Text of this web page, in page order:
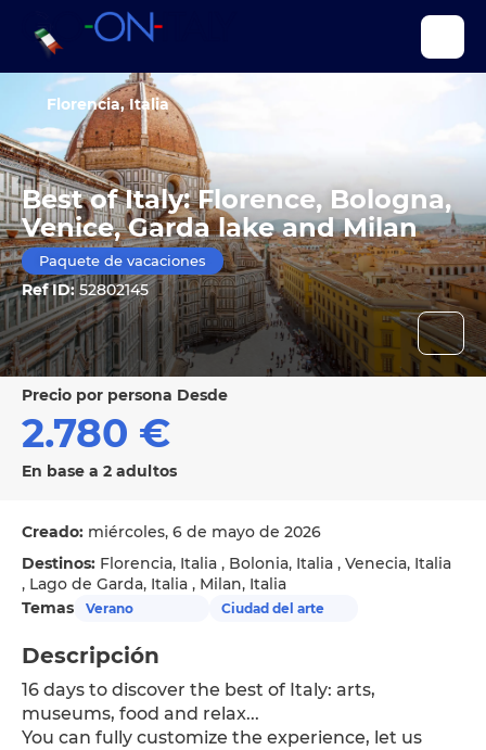
Best of Italy: Florence, Bologna,
Venice, Garda lake and Milan
Paquete de vacaciones
Ref ID: 52802145
Florencia, Italia
precio por persona Desde
2.780 €
En base a 2 adultos
Creado: miércoles, 6 de mayo de 2026
Destinos: Florencia, Italia , Bolonia, Italia , Venecia, Italia
, Lago de Garda, Italia , Milan, Italia
Temas
Verano Ciudad del arte
Descripción
16 days to discover the best of Italy: arts,
museums, food and relax...
You can fully customize the experience, let us